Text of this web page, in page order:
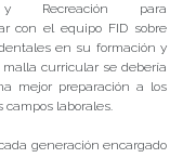
y Recreación para
con el equipo FID sobre
en su formación y
curricular se debería
mejor preparación a los
laborales.
generación encargado